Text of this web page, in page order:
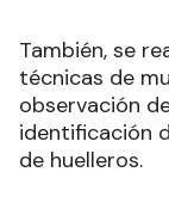
También, se
técnicas de
observación
identificación
de huelleros.